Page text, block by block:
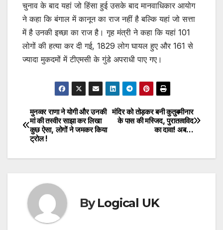
चुनाव के बाद यहां जो हिंसा हुई उसके बाद मानवाधिकार आयोग
ने कहा कि बंगाल में कानून का राज नहीं है बल्कि यहां जो सत्ता
में है उनकी इच्छा का राज है। गृह मंत्री ने कहा कि यहां 101
लोगों की हत्या कर दी गई, 1829 लोग घायल हुए और 161 से
ज्यादा मुकदमों में टीएमसी के गुंडे अपराधी पाए गए।
Post
navigation
मंदिर को तोड़कर बनी कुतुबमीनार
के पास की मस्जिद, पुरातत्वविद
का दावा! अब…
मुनव्वर राणा ने योगी और उनकी
मां की तस्वीर साझा कर लिखा
कुछ ऐसा, लोगों ने जमकर किया
ट्रोल !
ByLogical UK